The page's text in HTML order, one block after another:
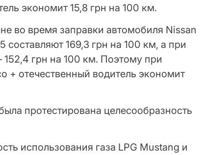
экономит 15,8 грн на 100 км.
во время заправки автомобиля Nissan
составляют 169,3 грн на 100 км, а при
грн на 100 км. Поэтому при
+ отечественный водитель экономит
протестирована целесообразность
использования газа LPG Mustang и